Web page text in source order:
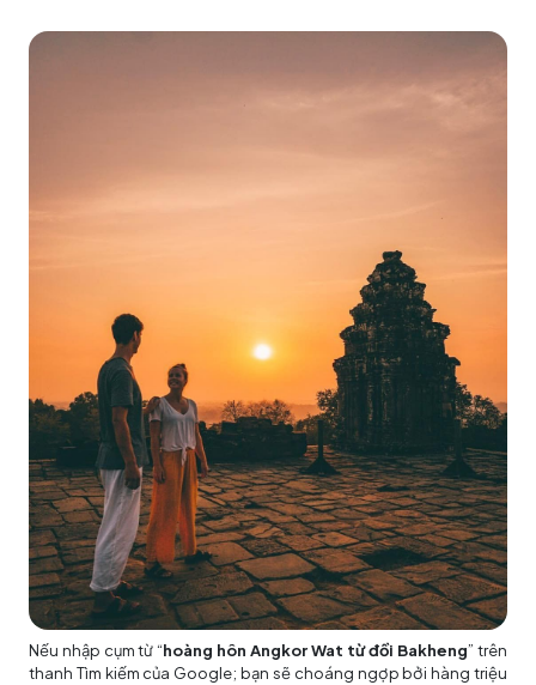
Nếu nhập cụm từ “hoàng hôn Angkor Wat từ đồi Bakheng” trên
thanh Tìm kiếm của Google; bạn sẽ choáng ngợp bởi hàng triệu